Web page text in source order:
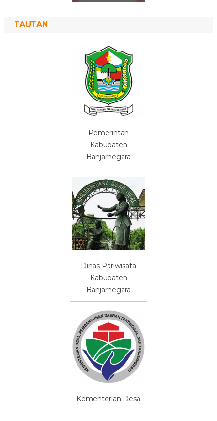
TAUTAN
Pemerintah
Kabupaten
Banjarnegara
Dinas Pariwisata
Kabupaten
Banjarnegara
Kementerian Desa